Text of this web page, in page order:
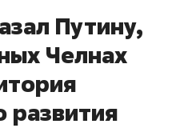
Путину,
Челнах